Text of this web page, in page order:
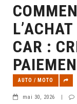
CAR :
AUTO / MOTO
mai 30, 2026 |